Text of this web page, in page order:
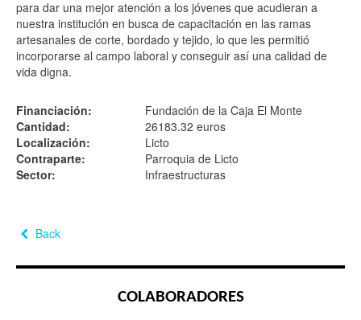
para dar una mejor atención a los jóvenes que acudieran a
nuestra institución en busca de capacitación en las ramas
artesanales de corte, bordado y tejido, lo que les permitió
incorporarse al campo laboral y conseguir así una calidad de
vida digna.
Financiación:
Fundación de la Caja El Monte
Cantidad:
26183.32 euros
Localización:
Licto
Contraparte:
Parroquia de Licto
Sector:
Infraestructuras
Back
COLABORADORES